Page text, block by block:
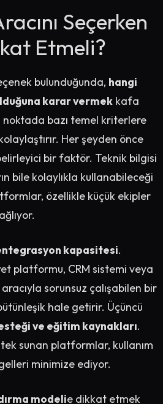
Seçerken
Etmeli?
bulunduğunda, hangi
karar vermek kafa
noktada bazı temel kriterlere
Her şeyden önce
bir faktör. Teknik bilgisi
bile kolaylıkla kullanabileceği
özellikle küçük ekipler
kapasitesi.
platformu, CRM sistemi veya
sorunsuz çalışabilen bir
bütünleşik hale getirir. Üçüncü
ve eğitim kaynakları.
sunan platformlar, kullanım
minimize ediyor.
modelie dikkat etmek